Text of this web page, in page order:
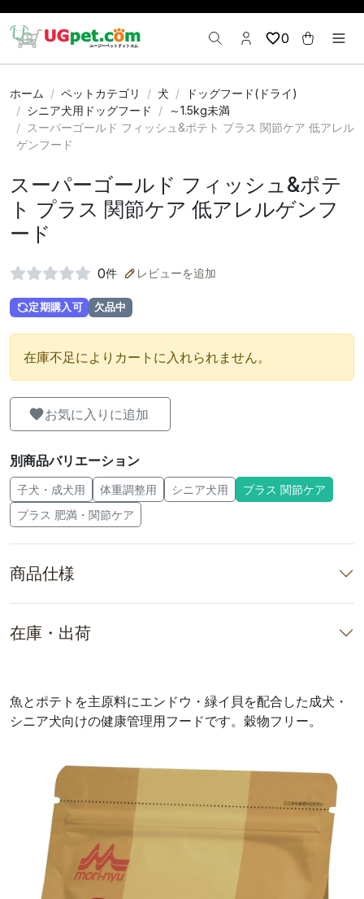
0
ホーム ペットカテゴリ 犬
ドッグフード(ドライ)
シニア犬用ドッグフード
～1.5kg未満
スーパーゴールド フィッシュ&ポテト プラス 関節ケア 低アレル
ゲンフード
スーパーゴールド フィッシュ&ポテ
ト プラス 関節ケア 低アレルゲンフ
ード
0件 レビューを追加
定期購入可 欠品中
在庫不足によりカートに入れられません。
お気に入りに追加
別商品バリエーション
子犬・成犬用 体重調整用 シニア犬用
プラス 関節ケア
プラス 肥満・関節ケア
商品仕様
在庫・出荷
魚とポテトを主原料にエンドウ・緑イ貝を配合した成犬・
シニア犬向けの健康管理用フードです。穀物フリー。